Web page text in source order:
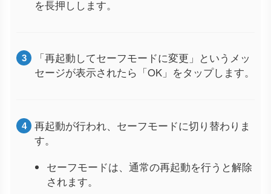
を長押しします。
「再起動してセーフモードに変更」というメッ
セージが表示されたら「OK」をタップします。
再起動が行われ、セーフモードに切り替わりま
す。
セーフモードは、通常の再起動を行うと解除
されます。